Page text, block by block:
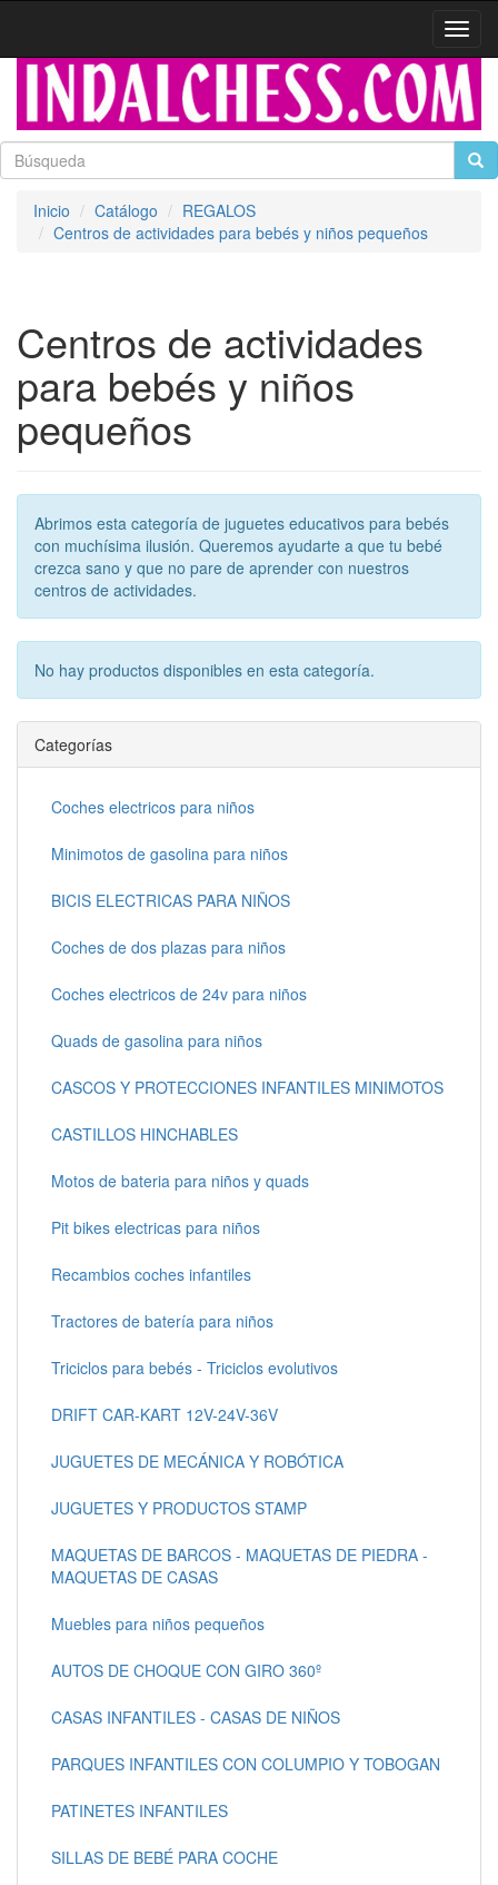
Inicio Catálogo
REGALOS
Centros de actividades para bebés y niños pequeños
Centros de actividades
para bebés y niños
pequeños
Abrimos esta categoría de juguetes educativos para bebés
con muchísima ilusión. Queremos ayudarte a que tu bebé
crezca sano y que no pare de aprender con nuestros
centros de actividades.
No hay productos disponibles en esta categoría.
Categorías
Coches electricos para niños
Minimotos de gasolina para niños
BICIS ELECTRICAS PARA NIÑOS
Coches de dos plazas para niños
Coches electricos de 24v para niños
Quads de gasolina para niños
CASCOS Y PROTECCIONES INFANTILES MINIMOTOS
CASTILLOS HINCHABLES
Motos de bateria para niños y quads
Pit bikes electricas para niños
Recambios coches infantiles
Tractores de batería para niños
Triciclos para bebés - Triciclos evolutivos
DRIFT CAR-KART 12V-24V-36V
JUGUETES DE MECÁNICA Y ROBÓTICA
JUGUETES Y PRODUCTOS STAMP
MAQUETAS DE BARCOS - MAQUETAS DE PIEDRA -
MAQUETAS DE CASAS
Muebles para niños pequeños
AUTOS DE CHOQUE CON GIRO 360º
CASAS INFANTILES - CASAS DE NIÑOS
PARQUES INFANTILES CON COLUMPIO Y TOBOGAN
PATINETES INFANTILES
SILLAS DE BEBÉ PARA COCHE